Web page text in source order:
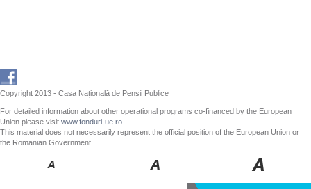
Copyright 2013 - Casa Națională de Pensii Publice
For detailed information about other operational programs co-financed by the European
Union please visit www.fonduri-ue.ro
This material does not necessarily represent the official position of the European Union or
the Romanian Government